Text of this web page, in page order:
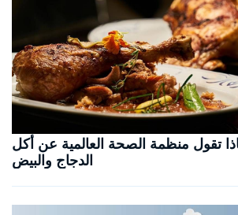
تقول منظمة الصحة العالمية عن أكل
الدجاج والبيض